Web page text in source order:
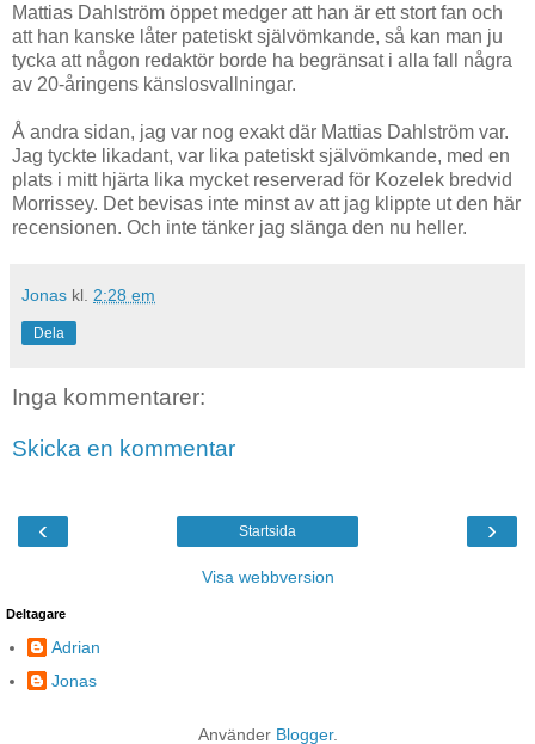
Mattias Dahlström öppet medger att han är ett stort fan och
att han kanske låter patetiskt självömkande, så kan man ju
tycka att någon redaktör borde ha begränsat i alla fall några
av 20-åringens känslosvallningar.
Å andra sidan, jag var nog exakt där Mattias Dahlström var.
Jag tyckte likadant, var lika patetiskt självömkande, med en
plats i mitt hjärta lika mycket reserverad för Kozelek bredvid
Morrissey. Det bevisas inte minst av att jag klippte ut den här
recensionen. Och inte tänker jag slänga den nu heller.
Jonas kl. 2:28 em
Dela
Inga kommentarer:
Skicka en kommentar
‹ ›
Startsida
Visa webbversion
Deltagare
Adrian
Jonas
Använder Blogger.